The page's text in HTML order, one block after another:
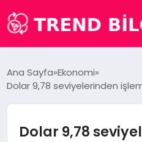
DÜNYA
EĞITIM
Ana Sayfa Ekonomi
Dolar 9,78 seviyelerinden
Dolar 9,78